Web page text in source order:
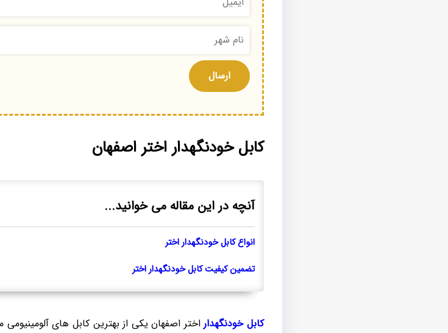
کابل خودنگهدار اختر اصفهان
آنچه در این مقاله می خوانید...
انواع کابل خودنگهدار اختر
تضمین کیفیت کابل خودنگهدار اختر
کابل خودنگهداراختر اصفهان یکی از بهترین کابل های آلومینیومی